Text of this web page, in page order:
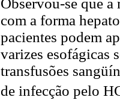
com a forma
pacientes podem
varizes esofágicas
transfusões
de infecção pelo